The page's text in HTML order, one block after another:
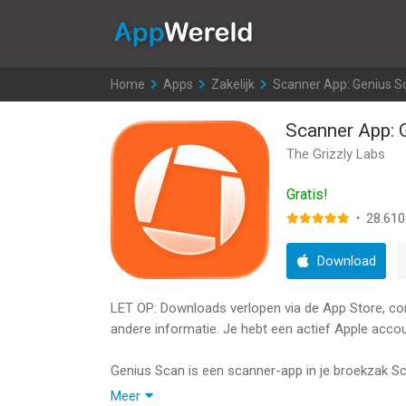
Home >
Apps >
Zakelijk >
Scanner App: Genius
Scanner App:
The Grizzly Labs
Gratis!
· 28.610
Download
LET OP: Downloads verlopen via de App Store,
andere informatie. Je hebt een actief Apple
Genius Scan is een scanner-app in je broekzak
PDF-bestanden met meerdere pagina's.
Meer